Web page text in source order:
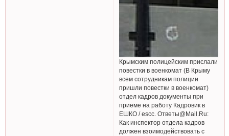
Крымским полицейским прислали
повестки в военкомат (В Крыму
всем сотрудникам полиции
пришли повестки в военкомат)
отдел кадров документы при
приеме на работу Кадровик в
ЕШКО / escc. Ответы@Mail.Ru:
Как инспектор отдела кадров
должен взоимодействовать с